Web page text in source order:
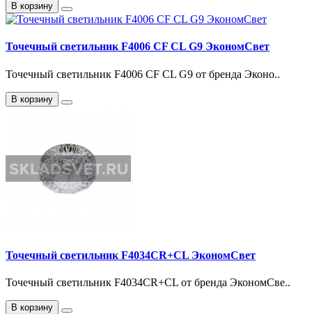
В корзину
Точечный светильник F4006 CF CL G9 ЭкономСвет
Точечный светильник F4006 CF CL G9 от бренда Эконо..
В корзину
Точечный светильник F4034CR+CL ЭкономСвет
Точечный светильник F4034CR+CL от бренда ЭкономСве..
В корзину